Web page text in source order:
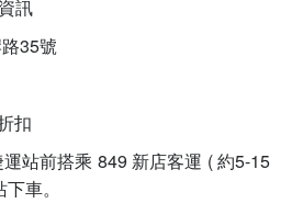
訊
35號
扣
站前搭乘 849 新店客運 ( 約5-15
車。